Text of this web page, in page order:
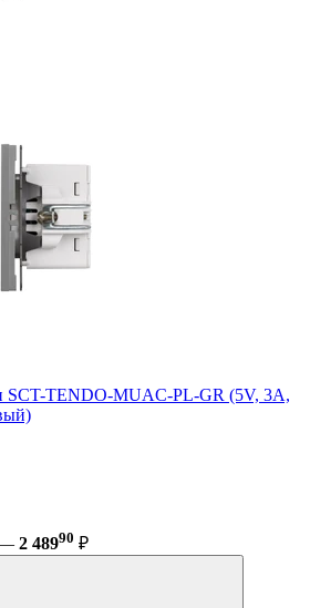
SCT-TENDO-MUAC-PL-GR (5V, 3A,
— 2 48990 ₽